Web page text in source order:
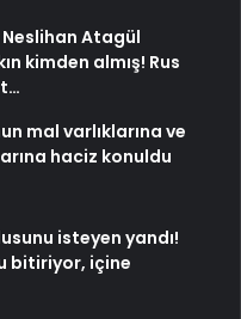
Neslihan Atagül
kimden almış! Rus
mal varlıklarına ve
haciz konuldu
isteyen yandı!
bitiriyor, içine